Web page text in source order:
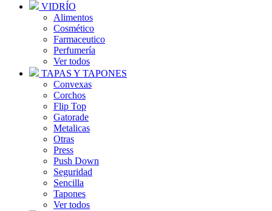
VIDRÍO
Alimentos
Cosmético
Farmaceutico
Perfumería
Ver todos
TAPAS Y TAPONES
Convexas
Corchos
Flip Top
Gatorade
Metalicas
Otras
Press
Push Down
Seguridad
Sencilla
Tapones
Ver todos